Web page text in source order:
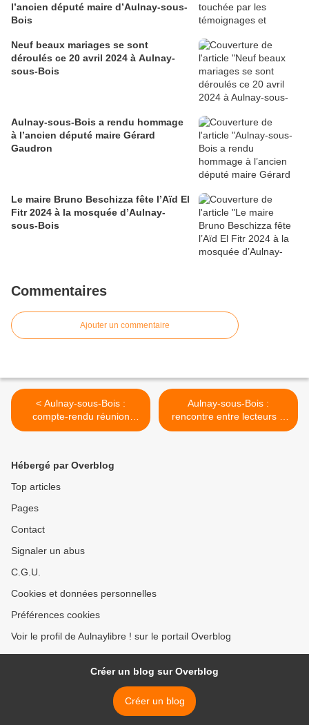
l’ancien député maire d’Aulnay-sous-
Bois
Neuf beaux mariages se sont
déroulés ce 20 avril 2024 à Aulnay-
sous-Bois
Aulnay-sous-Bois a rendu hommage
à l’ancien député maire Gérard
Gaudron
Le maire Bruno Beschizza fête l’Aïd El
Fitr 2024 à la mosquée d’Aulnay-
sous-Bois
Commentaires
Ajouter un commentaire
< Aulnay-sous-Bois :
compte-rendu réunion
publique du 7 janvier à
Aulnay-sous-Bois :
rencontre entre lecteurs à
la bibliothèque Dumont le
Hébergé par Overblog
Top articles
Pages
Contact
Signaler un abus
C.G.U.
Cookies et données personnelles
Préférences cookies
Voir le profil de Aulnaylibre ! sur le portail Overblog
Créer un blog sur Overblog
Créer un blog